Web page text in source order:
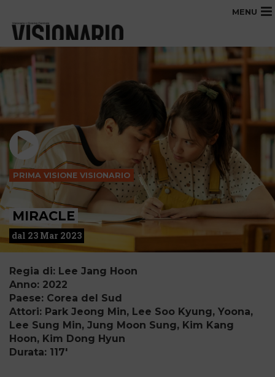
MENU
PRIMA VISIONE VISIONARIO
MIRACLE
dal 23 Mar 2023
Regia di: Lee Jang Hoon
Anno: 2022
Paese: Corea del Sud
Attori: Park Jeong Min, Lee Soo Kyung, Yoona,
Lee Sung Min, Jung Moon Sung, Kim Kang
Hoon, Kim Dong Hyun
Durata: 117'